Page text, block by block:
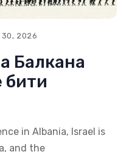
2026
Балкана
бити
in Albania, Israel is
and the